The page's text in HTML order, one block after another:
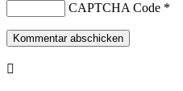
CAPTCHA Code *